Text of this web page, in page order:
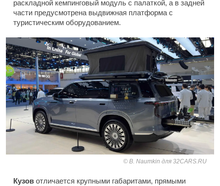
раскладной кемпинговый модуль с палаткой, а в задней
части предусмотрена выдвижная платформа с
туристическим оборудованием.
B. Naumkin для 32CARS.RU
Кузов отличается крупными габаритами, прямыми